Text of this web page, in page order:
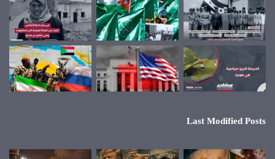
Last Modified Posts